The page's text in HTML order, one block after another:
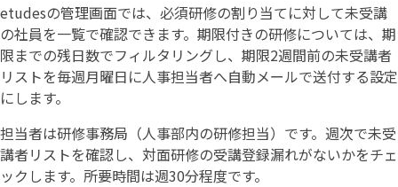
etudesの管理画面では、必須研修の割り当てに対して未受講
の社員を一覧で確認できます。期限付きの研修については、期
限までの残日数でフィルタリングし、期限2週間前の未受講者
リストを毎週月曜日に人事担当者へ自動メールで送付する設定
にします。
担当者は研修事務局（人事部内の研修担当）です。週次で未受
講者リストを確認し、対面研修の受講登録漏れがないかをチェ
ックします。所要時間は週30分程度です。